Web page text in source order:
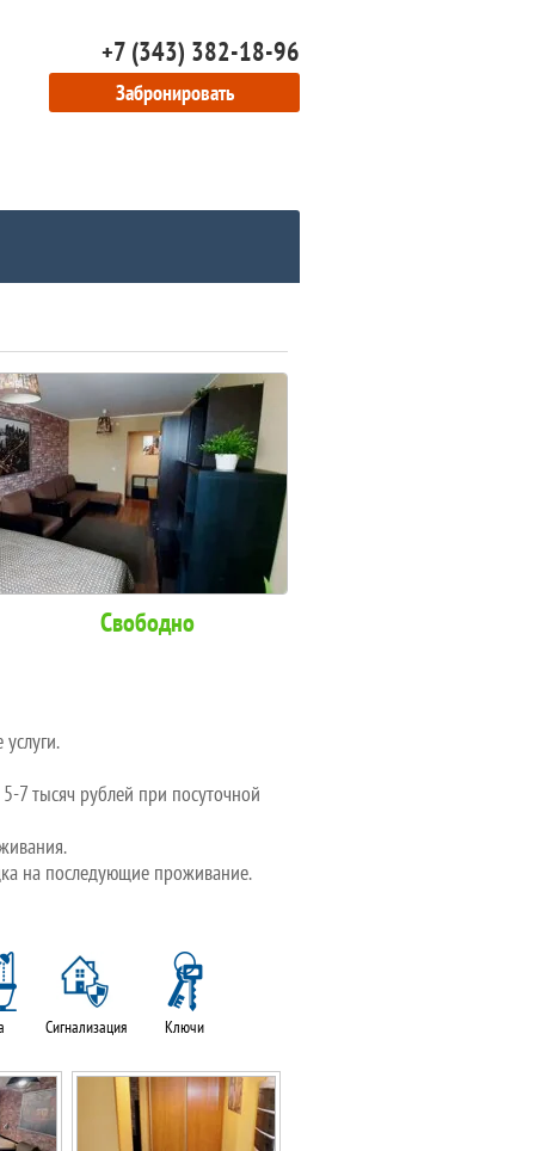
+7 (343) 382-18-96
Забронировать
Свободно
7 тысяч рублей при посуточной
на последующие проживание.
Сигнализация Ключи